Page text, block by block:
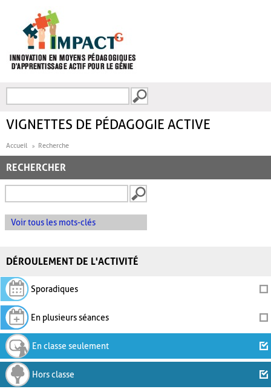
FORMULAIRE DE
VIGNETTES DE PÉDAGOGIE ACTIVE
Accueil Recherche
RECHERCHER
Voir tous les mots-clés
DÉROULEMENT DE L'ACTIVITÉ
Sporadiques
En plusieurs séances
En classe seulement
Hors classe